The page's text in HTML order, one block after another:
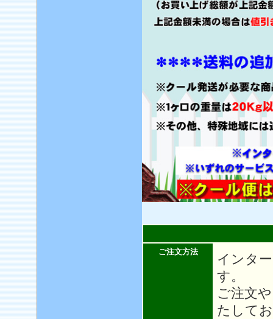
ご注文方法
インタ
す。
ご注文
たして